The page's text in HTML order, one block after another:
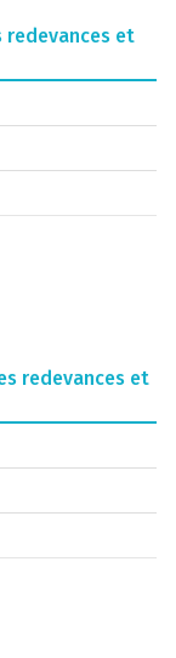
redevances et
redevances et